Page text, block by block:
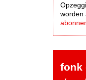
worden
fonk